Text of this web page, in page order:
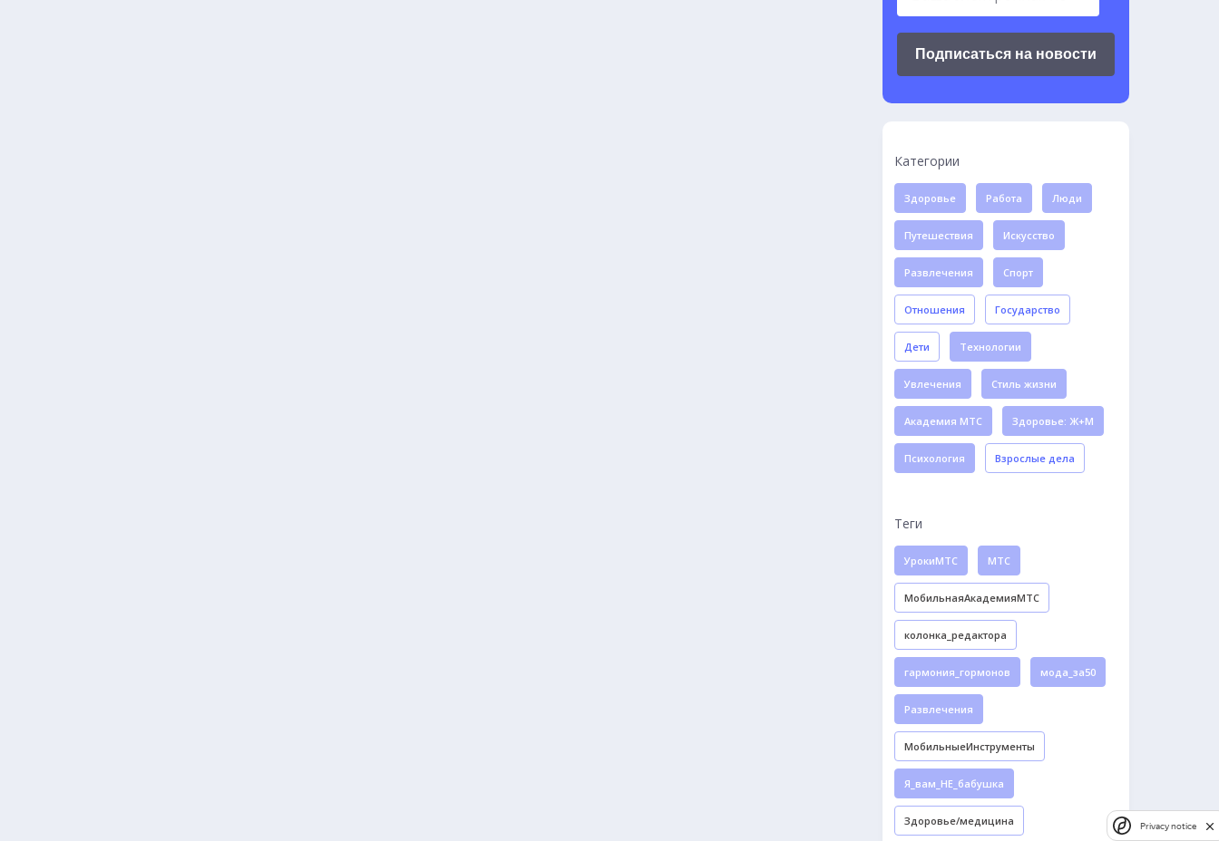
Подписаться на новости
Категории
Здоровье Работа Люди
Путешествия Искусство
Развлечения Спорт
Отношения Государство
Дети Технологии
Увлечения Стиль жизни
Академия МТС Здоровье: Ж+М
Психология Взрослые дела
Теги
УрокиМТС МТС
МобильнаяАкадемияМТС
колонка_редактора
гармония_гормонов мода_за50
Развлечения
МобильныеИнструменты
Я_вам_НЕ_бабушка
Здоровье/медицина Privacy notice